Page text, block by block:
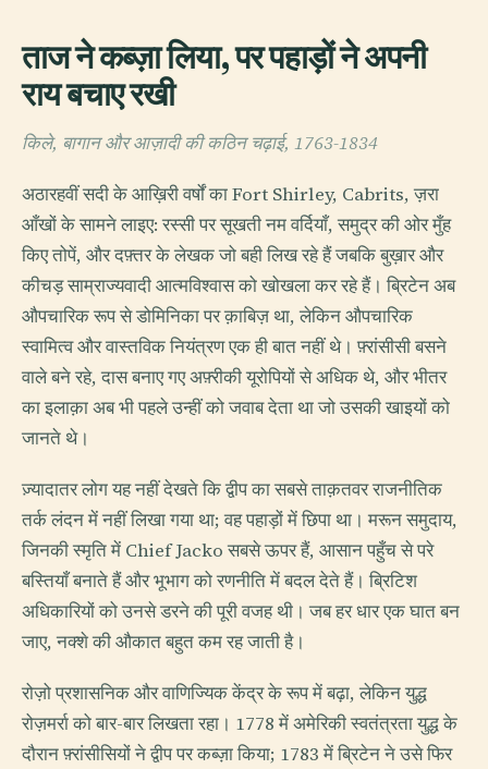
ताज ने कब्ज़ा लिया, पर पहाड़ों ने अपनी
राय बचाए रखी
किले, बागान और आज़ादी की कठिन चढ़ाई, 1763-1834
अठारहवीं सदी के आख़िरी वर्षों का Fort Shirley, Cabrits, ज़रा
आँखों के सामने लाइए: रस्सी पर सूखती नम वर्दियाँ, समुद्र की ओर मुँह
किए तोपें, और दफ़्तर के लेखक जो बही लिख रहे हैं जबकि बुख़ार और
कीचड़ साम्राज्यवादी आत्मविश्वास को खोखला कर रहे हैं। ब्रिटेन अब
औपचारिक रूप से डोमिनिका पर क़ाबिज़ था, लेकिन औपचारिक
स्वामित्व और वास्तविक नियंत्रण एक ही बात नहीं थे। फ़्रांसीसी बसने
वाले बने रहे, दास बनाए गए अफ़्रीकी यूरोपियों से अधिक थे, और भीतर
का इलाक़ा अब भी पहले उन्हीं को जवाब देता था जो उसकी खाइयों को
जानते थे।
ज़्यादातर लोग यह नहीं देखते कि द्वीप का सबसे ताक़तवर राजनीतिक
तर्क लंदन में नहीं लिखा गया था; वह पहाड़ों में छिपा था। मरून समुदाय,
जिनकी स्मृति में Chief Jacko सबसे ऊपर हैं, आसान पहुँच से परे
बस्तियाँ बनाते हैं और भूभाग को रणनीति में बदल देते हैं। ब्रिटिश
अधिकारियों को उनसे डरने की पूरी वजह थी। जब हर धार एक घात बन
जाए, नक्शे की औकात बहुत कम रह जाती है।
रोज़ो प्रशासनिक और वाणिज्यिक केंद्र के रूप में बढ़ा, लेकिन युद्ध
रोज़मर्रा को बार-बार लिखता रहा। 1778 में अमेरिकी स्वतंत्रता युद्ध के
दौरान फ़्रांसीसियों ने द्वीप पर कब्ज़ा किया; 1783 में ब्रिटेन ने उसे फिर